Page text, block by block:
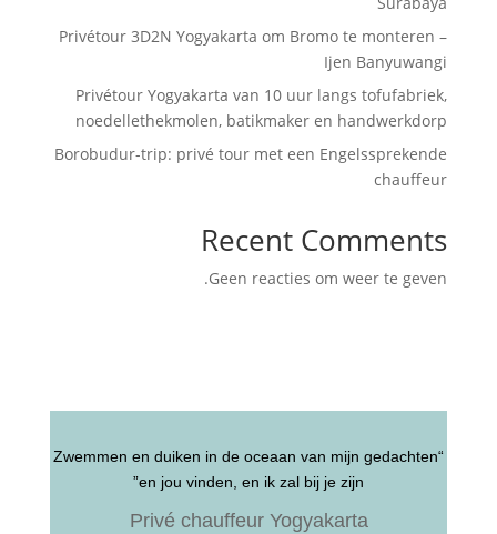
Privétour 3D2N Yogyakarta om Bromo te monteren –
Ijen Banyuwangi
Privétour Yogyakarta van 10 uur langs tofufabriek,
noedellethekmolen, batikmaker en handwerkdorp
Borobudur-trip: privé tour met een Engelssprekende
chauffeur
Recent Comments
Geen reacties om weer te geven.
“Zwemmen en duiken in de oceaan van mijn gedachten
en jou vinden, en ik zal bij je zijn”
Privé chauffeur Yogyakarta